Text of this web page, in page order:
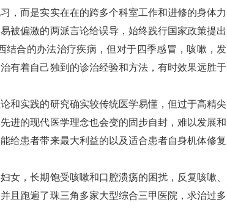
，而是实实在在的跨多个科室工作和进修的身体力
被偏激的两派言论给误导，始终践行国家政策提出
合的办法治疗疾病，但对于四季感冒，咳嗽，发
有着自己独到的诊治经验和方法，有时效果远胜于
和实践的研究确实较传统医学易懂，但过于高精尖
进的现代医学理念也会变的固步自封，难以发展和
给患者带来最大利益的以及适合患者自身机体修复
女，长期饱受咳嗽和口腔溃疡的困扰，反复咳嗽、
且跑遍了珠三角多家大型综合三甲医院，求治过多